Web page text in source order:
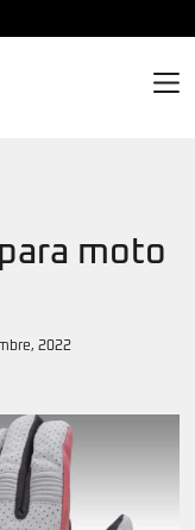
moto
2022